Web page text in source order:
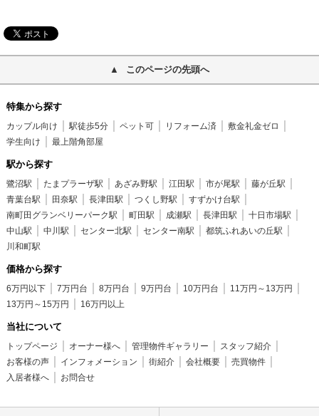
このページの先頭へ
特集から探す
カップル向け 駅徒歩5分 ペット可 リフォーム済
敷金礼金ゼロ
学生向け
最上階角部屋
駅から探す
鷺沼駅 たまプラーザ駅 あざみ野駅 江田駅 市が尾駅
藤が丘駅
青葉台駅
田奈駅 長津田駅 つくし野駅
すずかけ台駅
南町田グランベリーパーク駅
町田駅 成瀬駅 長津田駅
十日市場駅
中山駅
中川駅 センター北駅 センター南駅
都筑ふれあいの丘駅
川和町駅
価格から探す
6万円以下 7万円台 8万円台 9万円台 10万円台
11万円～13万円
13万円～15万円
16万円以上
当社について
トップページ オーナー様へ 管理物件ギャラリー
スタッフ紹介
お客様の声
インフォメーション 街紹介 会社概要
売買物件
入居者様へ
お問合せ